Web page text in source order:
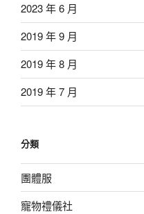
2023 年 6 月
2019 年 9 月
2019 年 8 月
2019 年 7 月
分類
團體服
寵物禮儀社